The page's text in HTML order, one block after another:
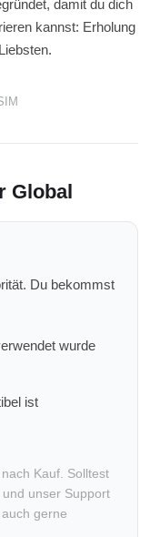
damit du dich
kannst: Erholung
Global
Du bekommst
wurde
ist
nach Kauf. Solltest
unser Support
gerne